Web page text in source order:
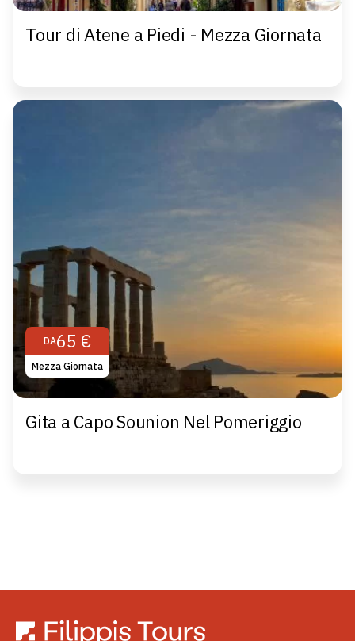
Tour di Atene a Piedi - Mezza Giornata
DA65 €
Mezza Giornata
Gita a Capo Sounion Nel Pomeriggio